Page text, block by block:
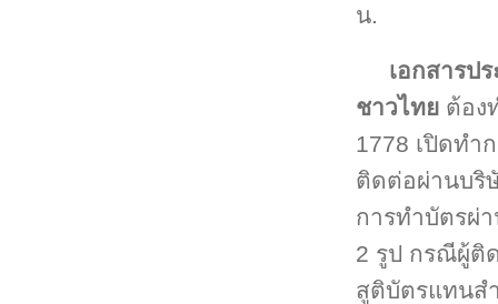
น.
เอกสารป
ชาวไทย ต้อง
1778 เปิดทำ
ติดต่อผ่านบริ
การทำบัตรผ่
2 รูป กรณีผู้ติ
สูติบัตรแทนส